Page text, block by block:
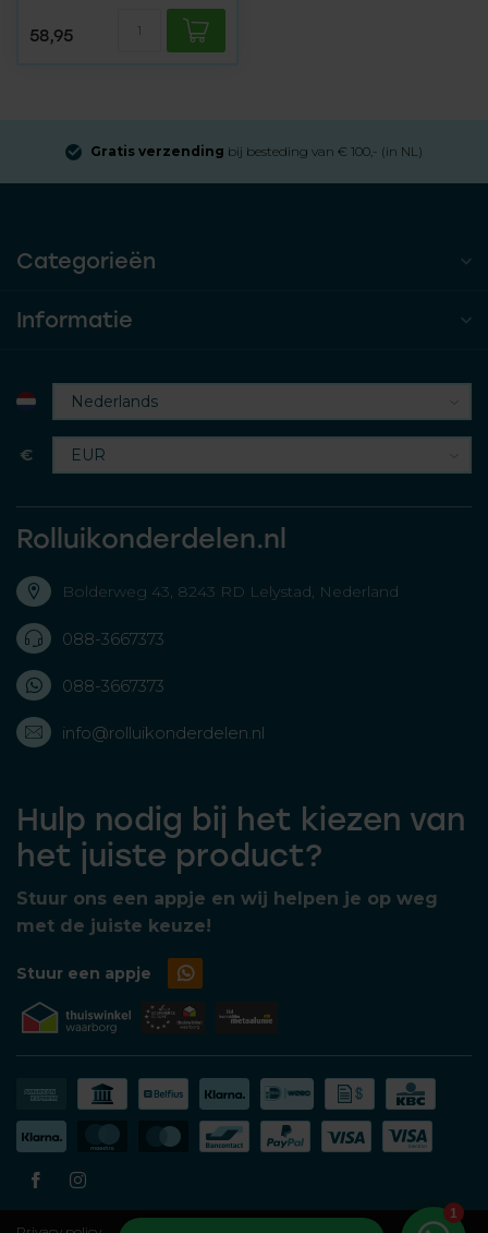
58,95
Gratis verzending bij besteding van € 100,- (in NL)
Categorieën
Informatie
€
Rolluikonderdelen.nl
Bolderweg 43, 8243 RD Lelystad, Nederland
088-3667373
088-3667373
info@rolluikonderdelen.nl
Hulp nodig bij het kiezen van
het juiste product?
Stuur ons een appje en wij helpen je op weg
met de juiste keuze!
Stuur een appje